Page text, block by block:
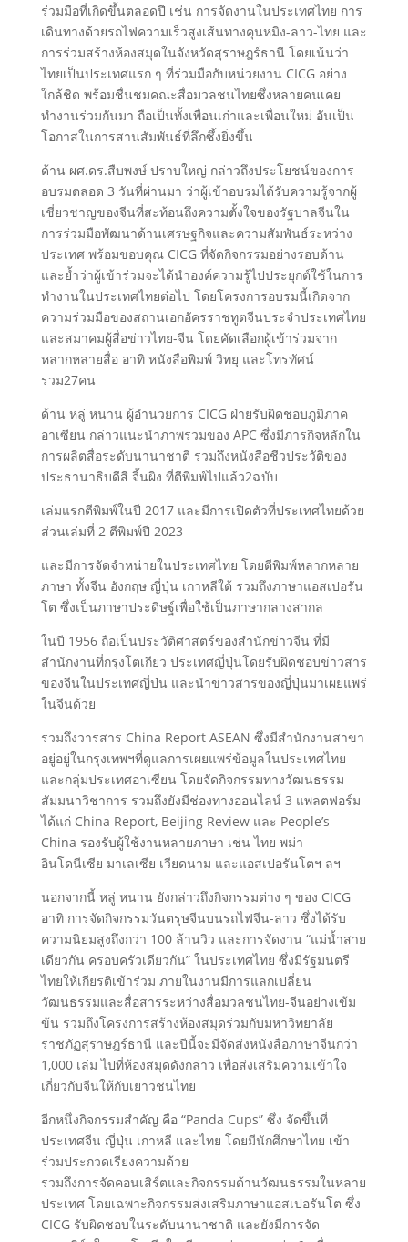
ร่วมมือที่เกิดขึ้นตลอดปี เช่น การจัดงานในประเทศไทย การ
เดินทางด้วยรถไฟความเร็วสูงเส้นทางคุนหมิง-ลาว-ไทย และ
การร่วมสร้างห้องสมุดในจังหวัดสุราษฎร์ธานี โดยเน้นว่า
ไทยเป็นประเทศแรก ๆ ที่ร่วมมือกับหน่วยงาน CICG อย่าง
ใกล้ชิด พร้อมชื่นชมคณะสื่อมวลชนไทยซึ่งหลายคนเคย
ทำงานร่วมกันมา ถือเป็นทั้งเพื่อนเก่าและเพื่อนใหม่ อันเป็น
โอกาสในการสานสัมพันธ์ที่ลึกซึ้งยิ่งขึ้น
ด้าน ผศ.ดร.สืบพงษ์ ปราบใหญ่ กล่าวถึงประโยชน์ของการ
อบรมตลอด 3 วันที่ผ่านมา ว่าผู้เข้าอบรมได้รับความรู้จากผู้
เชี่ยวชาญของจีนที่สะท้อนถึงความตั้งใจของรัฐบาลจีนใน
การร่วมมือพัฒนาด้านเศรษฐกิจและความสัมพันธ์ระหว่าง
ประเทศ พร้อมขอบคุณ CICG ที่จัดกิจกรรมอย่างรอบด้าน
และย้ำว่าผู้เข้าร่วมจะได้นำองค์ความรู้ไปประยุกต์ใช้ในการ
ทำงานในประเทศไทยต่อไป โดยโครงการอบรมนี้เกิดจาก
ความร่วมมือของสถานเอกอัครราชทูตจีนประจำประเทศไทย
และสมาคมผู้สื่อข่าวไทย-จีน โดยคัดเลือกผู้เข้าร่วมจาก
หลากหลายสื่อ อาทิ หนังสือพิมพ์ วิทยุ และโทรทัศน์
รวม27คน
ด้าน หลู่ หนาน ผู้อำนวยการ CICG ฝ่ายรับผิดชอบภูมิภาค
อาเซียน กล่าวแนะนำภาพรวมของ APC ซึ่งมีภารกิจหลักใน
การผลิตสื่อระดับนานาชาติ รวมถึงหนังสือชีวประวัติของ
ประธานาธิบดีสี จิ้นผิง ที่ตีพิมพ์ไปแล้ว2ฉบับ
เล่มแรกตีพิมพ์ในปี 2017 และมีการเปิดตัวที่ประเทศไทยด้วย
ส่วนเล่มที่ 2 ตีพิมพ์ปี 2023
และมีการจัดจำหน่ายในประเทศไทย โดยตีพิมพ์หลากหลาย
ภาษา ทั้งจีน อังกฤษ ญี่ปุ่น เกาหลีใต้ รวมถึงภาษาแอสเปอรัน
โต ซึ่งเป็นภาษาประดิษฐ์เพื่อใช้เป็นภาษากลางสากล
ในปี 1956 ถือเป็นประวัติศาสตร์ของสำนักข่าวจีน ที่มี
สำนักงานที่กรุงโตเกียว ประเทศญี่ปุ่นโดยรับผิดชอบข่าวสาร
ของจีนในประเทศญี่ป่น และนำข่าวสารของญี่ปุ่นมาเผยแพร่
ในจีนด้วย
รวมถึงวารสาร China Report ASEAN ซึ่งมีสำนักงานสาขา
อยู่อยู่ในกรุงเทพฯที่ดูแลการเผยแพร่ข้อมูลในประเทศไทย
และกลุ่มประเทศอาเซียน โดยจัดกิจกรรมทางวัฒนธรรม
สัมมนาวิชาการ รวมถึงยังมีช่องทางออนไลน์ 3 แพลตฟอร์ม
ได้แก่ China Report, Beijing Review และ People’s
China รองรับผู้ใช้งานหลายภาษา เช่น ไทย พม่า
อินโดนีเซีย มาเลเซีย เวียดนาม และแอสเปอรันโตฯ ลฯ
นอกจากนี้ หลู่ หนาน ยังกล่าวถึงกิจกรรมต่าง ๆ ของ CICG
อาทิ การจัดกิจกรรมวันตรุษจีนบนรถไฟจีน-ลาว ซึ่งได้รับ
ความนิยมสูงถึงกว่า 100 ล้านวิว และการจัดงาน “แม่น้ำสาย
เดียวกัน ครอบครัวเดียวกัน” ในประเทศไทย ซึ่งมีรัฐมนตรี
ไทยให้เกียรติเข้าร่วม ภายในงานมีการแลกเปลี่ยน
วัฒนธรรมและสื่อสารระหว่างสื่อมวลชนไทย-จีนอย่างเข้ม
ข้น รวมถึงโครงการสร้างห้องสมุดร่วมกับมหาวิทยาลัย
ราชภัฏสุราษฎร์ธานี และปีนี้จะมีจัดส่งหนังสือภาษาจีนกว่า
1,000 เล่ม ไปที่ห้องสมุดดังกล่าว เพื่อส่งเสริมความเข้าใจ
เกี่ยวกับจีนให้กับเยาวชนไทย
อีกหนึ่งกิจกรรมสำคัญ คือ “Panda Cups” ซึ่ง จัดขึ้นที่
ประเทศจีน ญี่ปุ่น เกาหลี และไทย โดยมีนักศึกษาไทย เข้า
ร่วมประกวดเรียงความด้วย
รวมถึงการจัดคอนเสิร์ตและกิจกรรมด้านวัฒนธรรมในหลาย
ประเทศ โดยเฉพาะกิจกรรมส่งเสริมภาษาแอสเปอรันโต ซึ่ง
CICG รับผิดชอบในระดับนานาชาติ และยังมีการจัด